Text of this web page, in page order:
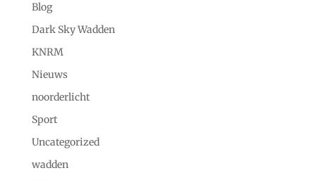
Blog
Dark Sky Wadden
KNRM
Nieuws
noorderlicht
Sport
Uncategorized
wadden